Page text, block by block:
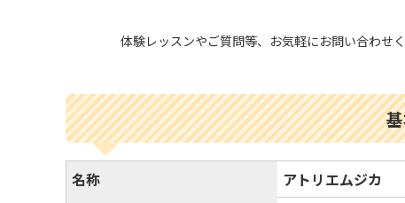
体験レッスンやご質問等、お気軽にお問い合わせ
名称
アトリエムジカ